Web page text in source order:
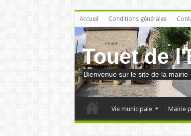
Accueil Conditions générales
Touet de
Bienvenue sur le site de la mairie
Vie municipale Mairie